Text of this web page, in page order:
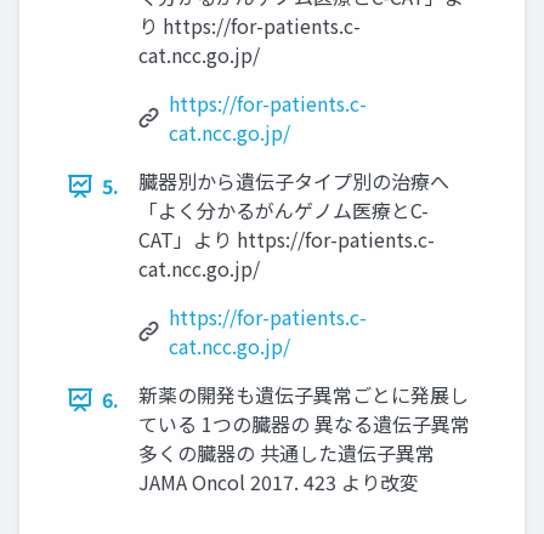
り https://for-patients.c-
cat.ncc.go.jp/
https://for-patients.c-
cat.ncc.go.jp/
5.
臓器別から遺伝子タイプ別の治療へ
「よく分かるがんゲノム医療とC-
CAT」より https://for-patients.c-
cat.ncc.go.jp/
https://for-patients.c-
cat.ncc.go.jp/
6.
新薬の開発も遺伝子異常ごとに発展し
ている 1つの臓器の 異なる遺伝子異常
多くの臓器の 共通した遺伝子異常
JAMA Oncol 2017. 423 より改変